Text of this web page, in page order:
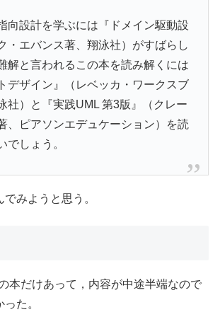
向設計を学ぶには『ドメイン駆動設
・エバンス著、翔泳社）がすばらし
解と言われるこの本を読み解くには
デザイン』（レベッカ・ワークスブ
社）と『実践UML 第3版』（クレー
、ピアソンエデュケーション）を読
でしょう。
みようと思う。
本だけあって，内容が中途半端なので
た。